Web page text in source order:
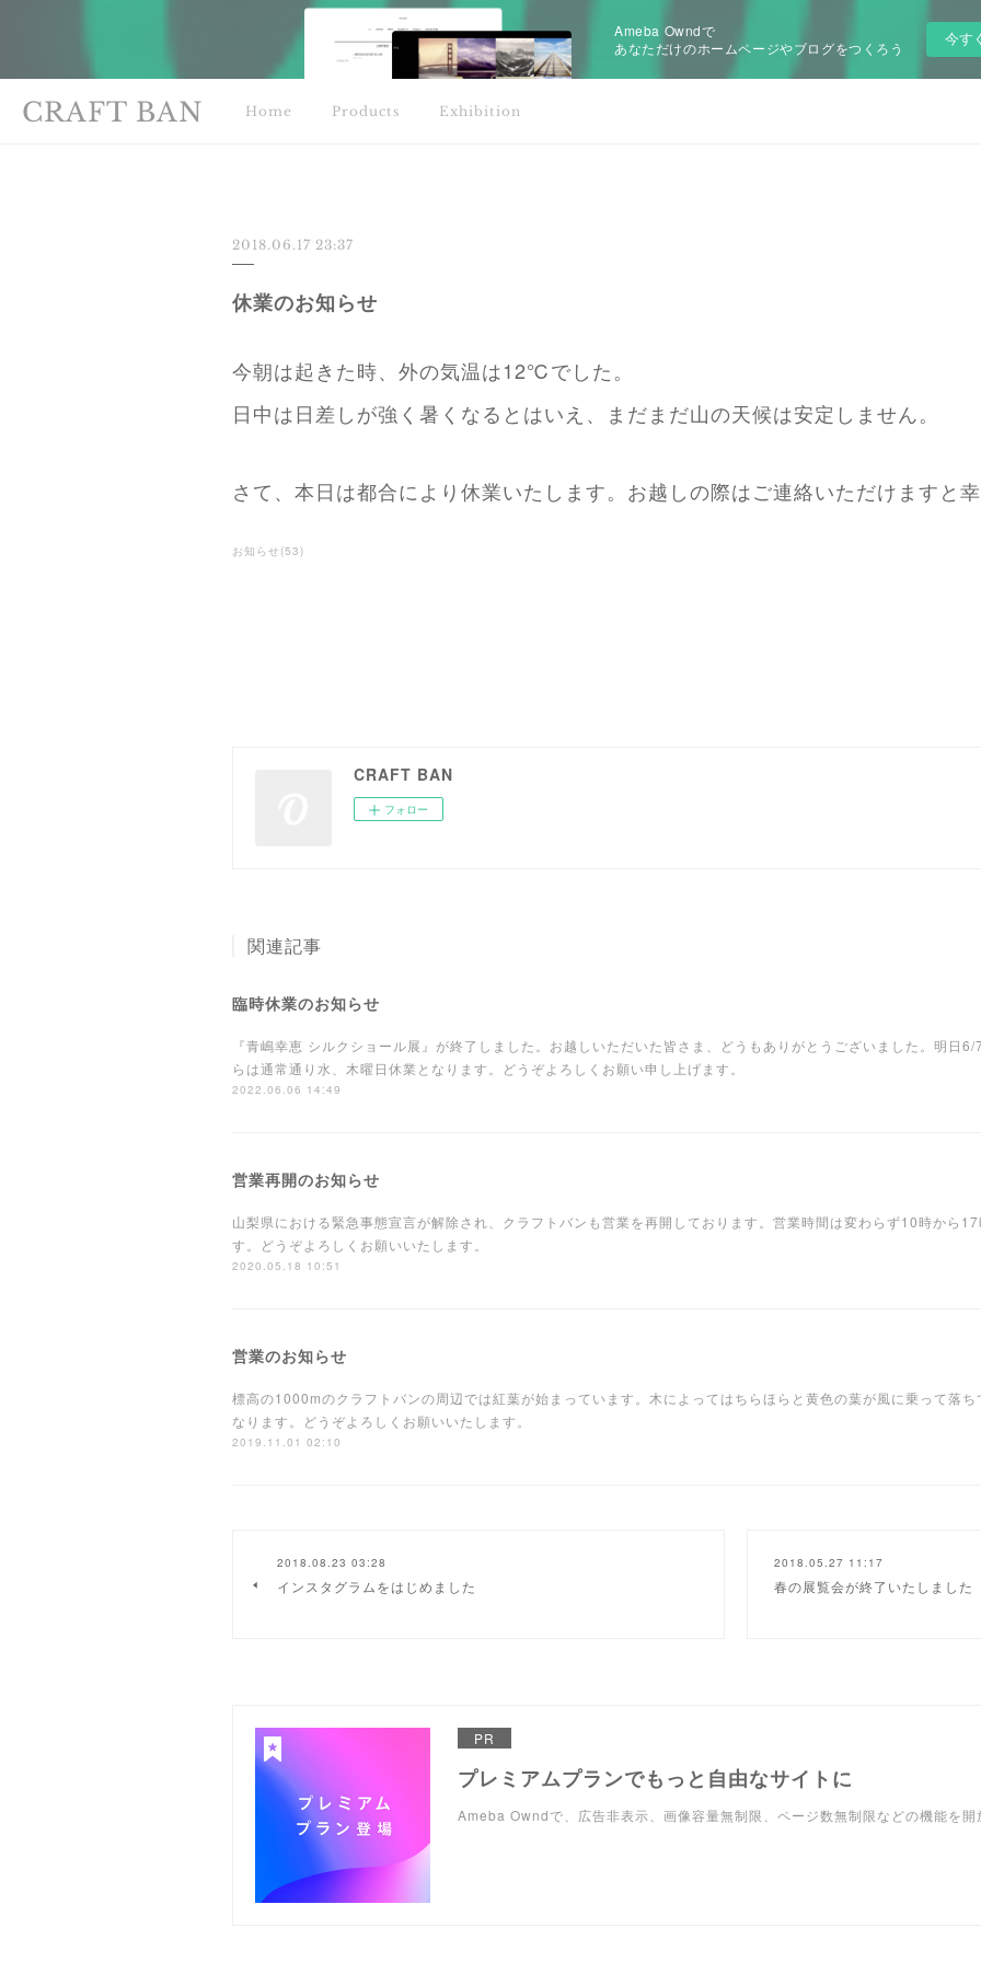
Ameba Owndで
あなただけのホームページやブログをつくろう
今す
CRAFT BAN Home Products Exhibition
2018.06.17 23:37
休業のお知らせ
今朝は起きた時、外の気温は12℃でした。
日中は日差しが強く暑くなるとはいえ、まだまだ山の天候は安定しません。
さて、本日は都合により休業いたします。お越しの際はご連絡いただけますと
お知らせ(53)
CRAFT BAN
フォロー
関連記事
臨時休業のお知らせ
『青嶋幸恵 シルクショール展』が終了しました。お越しいただいた皆さま、どうもありがとうございました。明日
らは通常通り水、木曜日休業となります。どうぞよろしくお願い申し上げます。
2022.06.06 14:49
営業再開のお知らせ
山梨県における緊急事態宣言が解除され、クラフトバンも営業を再開しております。営業時間は変わらず10時から
す。どうぞよろしくお願いいたします。
2020.05.18 10:51
営業のお知らせ
標高の1000mのクラフトバンの周辺では紅葉が始まっています。木によってはちらほらと黄色の葉が風に乗って落
なります。どうぞよろしくお願いいたします。
2019.11.01 02:10
2018.08.23 03:28
インスタグラムをはじめました
2018.05.27 11:17
春の展覧会が終了いたしました
PR
プレミアムプランでもっと自由なサイトに
Ameba Owndで、広告非表示、画像容量無制限、ページ数無制限などの機能を開